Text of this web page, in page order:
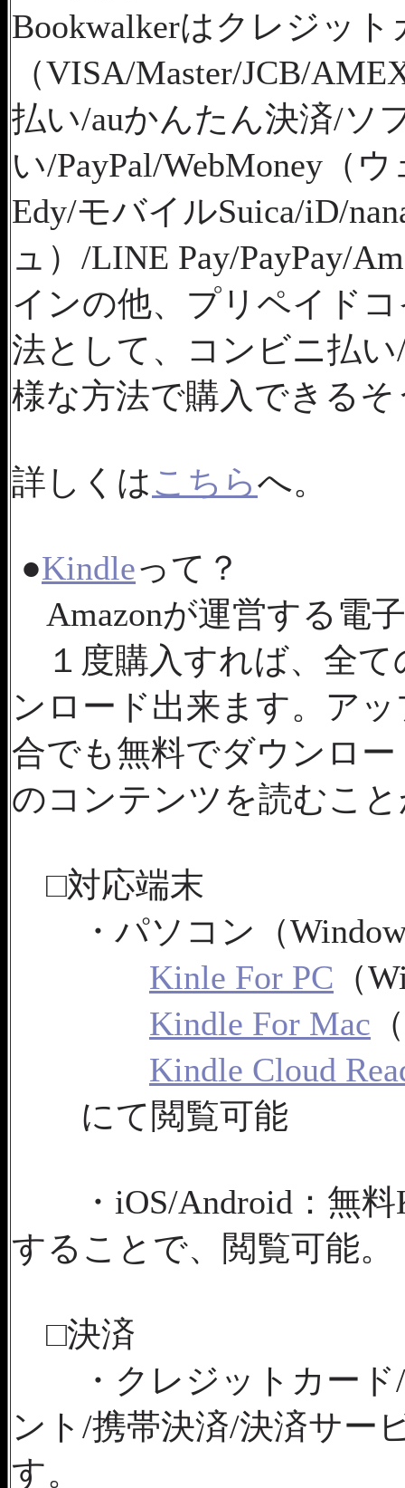
Bookwalkerはクレジット
（VISA/Master/JCB/
払い/auかんたん決済/ソ
い/PayPal/WebMoney（
Edy/モバイルSuica/iD/
ュ）/LINE Pay/PayPay/
インの他、プリペイド
法として、コンビニ払い
様な方法で購入できるそ
詳しくはこちらへ。
●Kindleって？
Amazonが運営する電
１度購入すれば、全て
ンロード出来ます。ア
合でも無料でダウンロ
のコンテンツを読むこ
□対応端末
・パソコン（
Kinle For PC （
Kindle For Mac
Kindle Cloud
にて閲覧可能
・iOS/Android：無料
することで、閲覧可能。
□決済
・クレジットカード/
ント/携帯決済/決済サー
す。